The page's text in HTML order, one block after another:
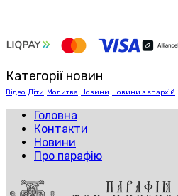
Категорії новин
Відео Діти Молитва Новини Новини з єпархій
Головна
Контакти
Новини
Про парафію